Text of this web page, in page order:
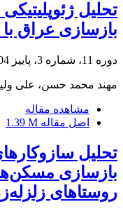
تحلیل
بازسازی عراق
دوره 11، شماره 3، پاییز 1404، صفحه
مهند محمد حسن، علی
مشاهده مقاله
اصل مقاله 1.39 M
تحلیل
بازسازی
روستاهای